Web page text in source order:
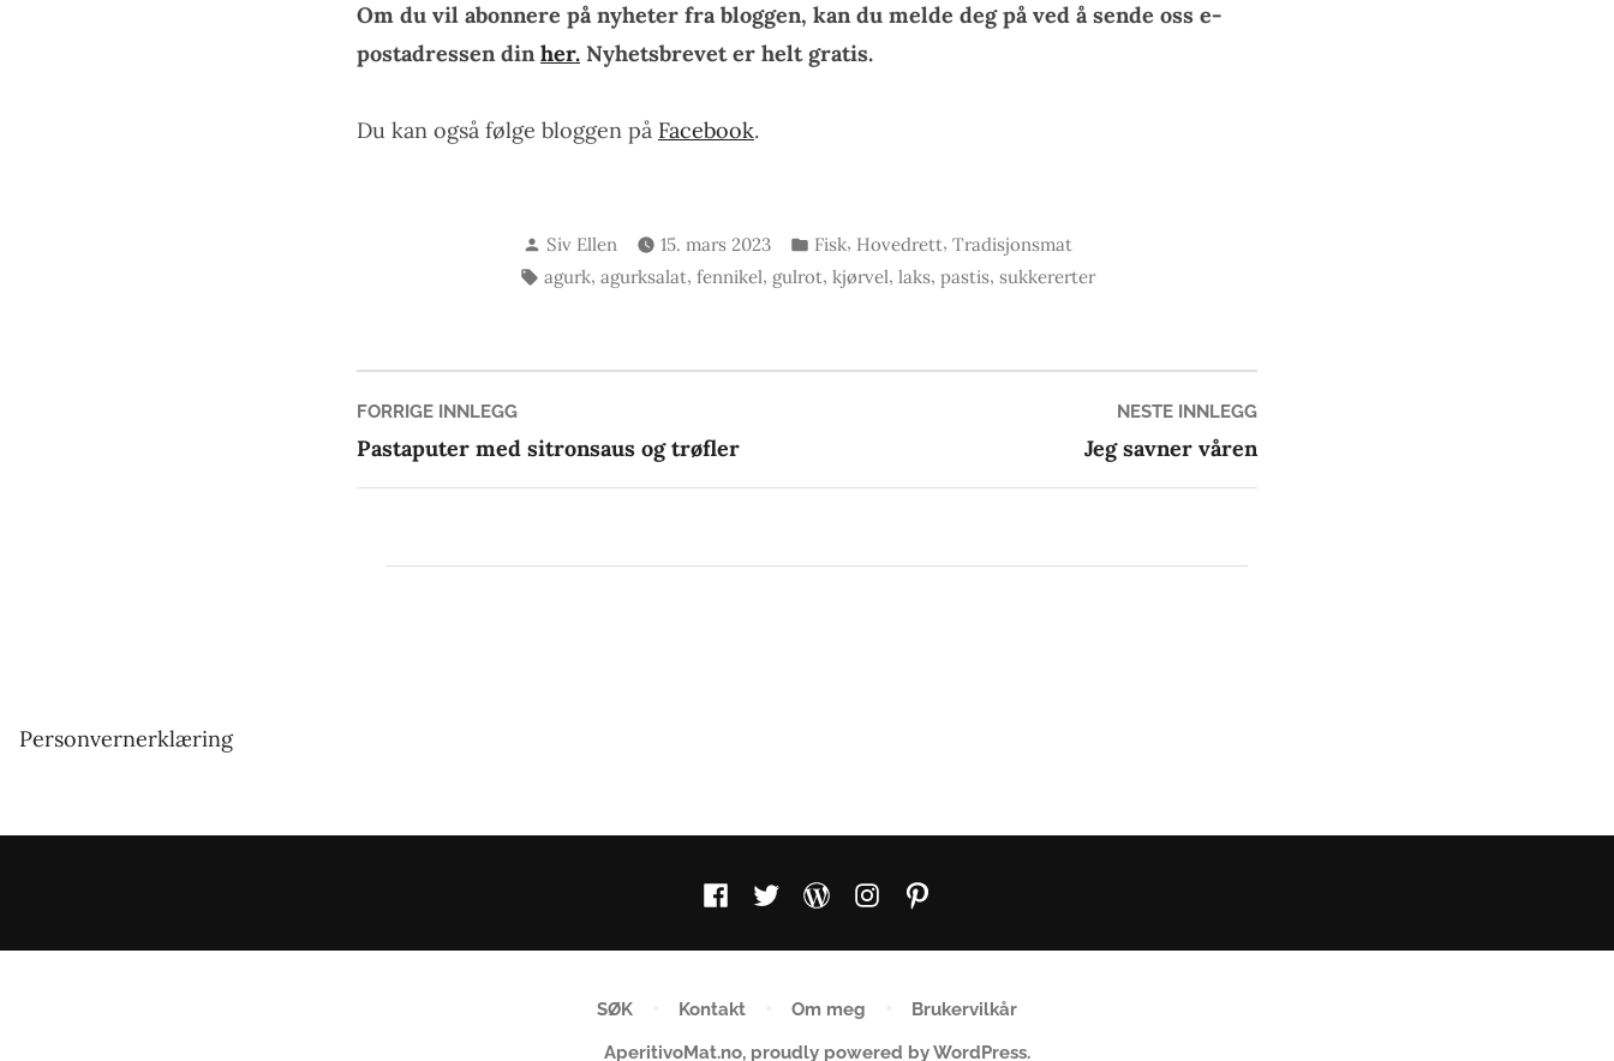
Om du vil abonnere på nyheter fra bloggen, kan du melde deg på ved å sende oss e-
postadressen din her. Nyhetsbrevet er helt gratis.
Du kan også følge bloggen på Facebook.
Skrevet
av
Siv Ellen 15. mars 2023
Publisert
i
Fisk, Hovedrett, Tradisjonsmat
Stikkord:
agurk, agurksalat, fennikel, gulrot, kjørvel, laks, pastis, sukkererter
Innleggsnavigasjon
FORRIGE INNLEGGForrige
innlegg:
Pastaputer med sitronsaus og trøfler
NESTE INNLEGGNeste
innlegg:
Jeg savner våren
Personvernerklæring
FacebookTwitterWordPressInstagramPinterest
SØK Kontakt Om meg
Brukervilkår
AperitivoMat.no, proudly powered by WordPress.